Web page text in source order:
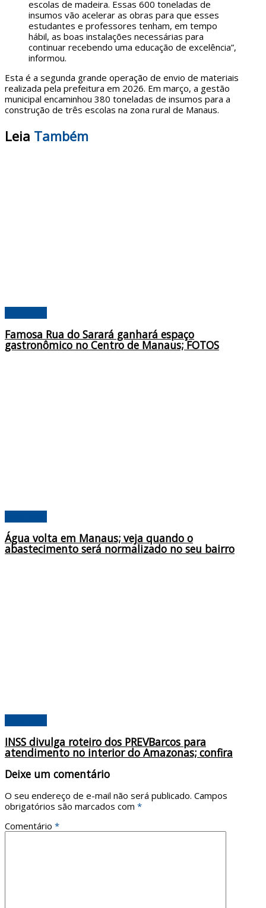
escolas de madeira. Essas 600 toneladas de
insumos vão acelerar as obras para que esses
estudantes e professores tenham, em tempo
hábil, as boas instalações necessárias para
continuar recebendo uma educação de excelência”,
informou.
Esta é a segunda grande operação de envio de materiais
realizada pela prefeitura em 2026. Em março, a gestão
municipal encaminhou 380 toneladas de insumos para a
construção de três escolas na zona rural de Manaus.
Leia Também
Famosa Rua do Sarará ganhará espaço
gastronômico no Centro de Manaus; FOTOS
Água volta em Manaus; veja quando o
abastecimento será normalizado no seu bairro
INSS divulga roteiro dos PREVBarcos para
atendimento no interior do Amazonas; confira
Deixe um comentário
O seu endereço de e-mail não será publicado. Campos
obrigatórios são marcados com *
Comentário *